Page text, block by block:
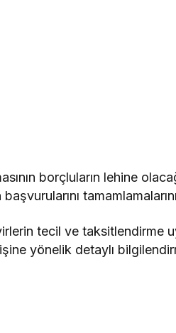
borçluların lehine
tecil ve taksitlendirme
yönelik detaylı